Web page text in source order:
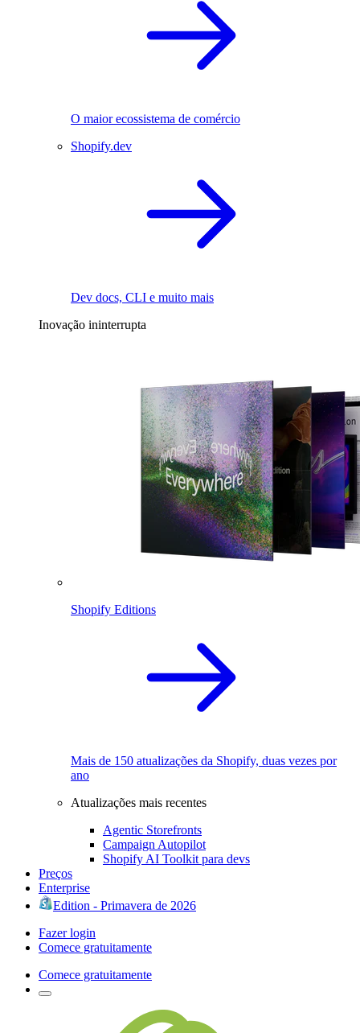
O maior ecossistema de comércio
Shopify.dev
Dev docs, CLI e muito mais
Inovação ininterrupta
Shopify Editions
Mais de 150 atualizações da Shopify, duas vezes por
ano
Atualizações mais recentes
Agentic Storefronts
Campaign Autopilot
Shopify AI Toolkit para devs
Preços
Enterprise
Edition - Primavera de 2026
Fazer login
Comece gratuitamente
Comece gratuitamente